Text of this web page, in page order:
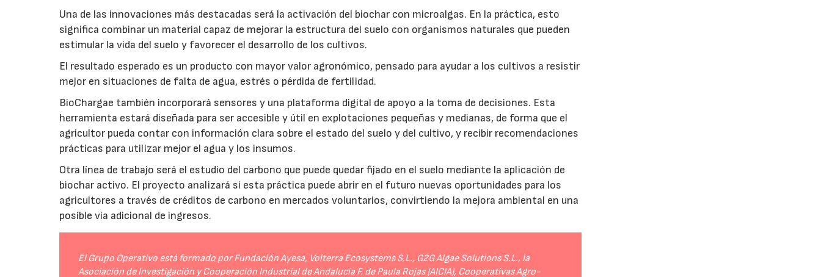
Una de las innovaciones más destacadas será la activación del biochar con microalgas. En la práctica, esto
significa combinar un material capaz de mejorar la estructura del suelo con organismos naturales que pueden
estimular la vida del suelo y favorecer el desarrollo de los cultivos.
El resultado esperado es un producto con mayor valor agronómico, pensado para ayudar a los cultivos a resistir
mejor en situaciones de falta de agua, estrés o pérdida de fertilidad.
BioChargae también incorporará sensores y una plataforma digital de apoyo a la toma de decisiones. Esta
herramienta estará diseñada para ser accesible y útil en explotaciones pequeñas y medianas, de forma que el
agricultor pueda contar con información clara sobre el estado del suelo y del cultivo, y recibir recomendaciones
prácticas para utilizar mejor el agua y los insumos.
Otra línea de trabajo será el estudio del carbono que puede quedar fijado en el suelo mediante la aplicación de
biochar activo. El proyecto analizará si esta práctica puede abrir en el futuro nuevas oportunidades para los
agricultores a través de créditos de carbono en mercados voluntarios, convirtiendo la mejora ambiental en una
posible vía adicional de ingresos.
El Grupo Operativo está formado por Fundación Ayesa, Volterra Ecosystems S.L., G2G Algae Solutions S.L., la
Asociación de Investigación y Cooperación Industrial de Andalucía F. de Paula Rojas (AICIA), Cooperativas Agro-